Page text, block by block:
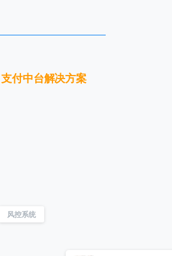
支付中台解决方案
风控系统